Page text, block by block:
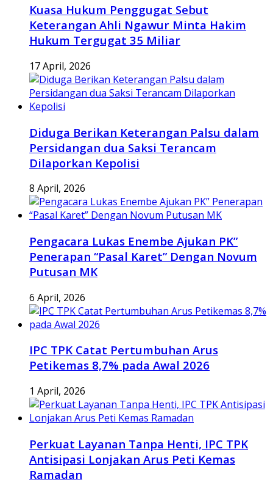
Kuasa Hukum Penggugat Sebut
Keterangan Ahli Ngawur Minta Hakim
Hukum Tergugat 35 Miliar
17 April, 2026
Diduga Berikan Keterangan Palsu dalam
Persidangan dua Saksi Terancam
Dilaporkan Kepolisi
8 April, 2026
Pengacara Lukas Enembe Ajukan PK”
Penerapan “Pasal Karet” Dengan Novum
Putusan MK
6 April, 2026
IPC TPK Catat Pertumbuhan Arus
Petikemas 8,7% pada Awal 2026
1 April, 2026
Perkuat Layanan Tanpa Henti, IPC TPK
Antisipasi Lonjakan Arus Peti Kemas
Ramadan